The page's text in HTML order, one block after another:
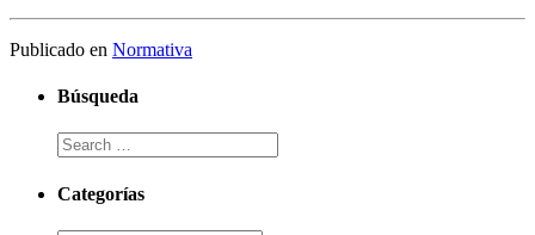
Publicado en Normativa
Búsqueda
Categorías